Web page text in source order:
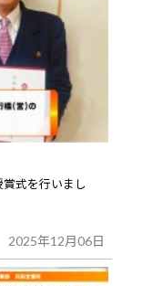
式を行いまし
2025年12月06日